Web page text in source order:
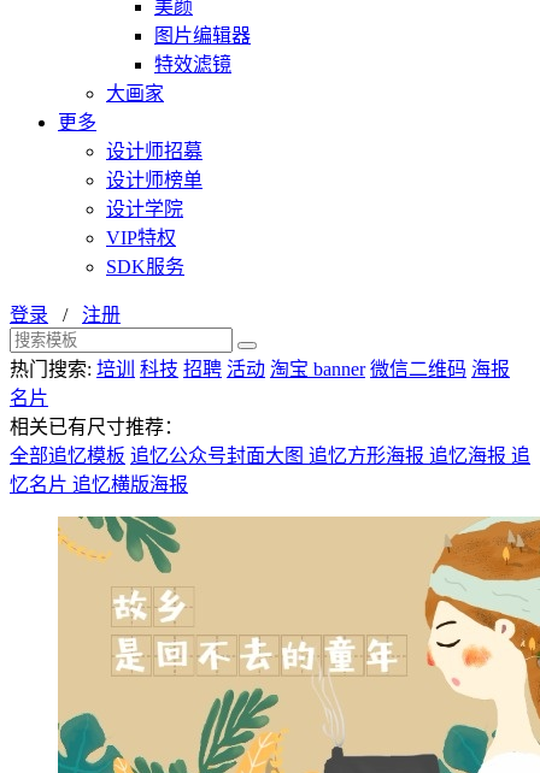
美颜
图片编辑器
特效滤镜
大画家
更多
设计师招募
设计师榜单
设计学院
VIP特权
SDK服务
登录 / 注册
热门搜索: 培训 科技 招聘 活动 淘宝 banner 微信二维码 海报
名片
相关已有尺寸推荐：
全部追忆模板 追忆公众号封面大图 追忆方形海报 追忆海报 追
忆名片 追忆横版海报